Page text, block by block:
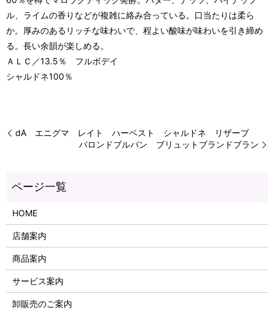
ル、ライムの香りなどが複雑に絡み合っている。口当たりは柔ら
か。厚みのあるリッチな味わいで、程よい酸味が味わいを引き締め
る。長い余韻が楽しめる。
ＡＬＣ／13.5％ フルボデイ
シャルドネ100％
dA エニグマ レイト ハーベスト シャルドネ リザーブ
バロンドブルバン ブリュットブランドブラン
HOME
店舗案内
商品案内
サービス案内
卸販売のご案内